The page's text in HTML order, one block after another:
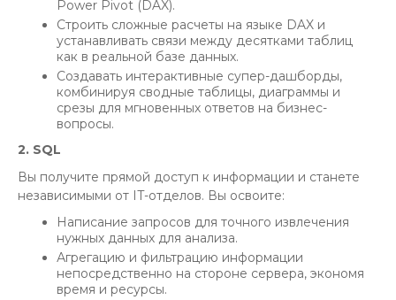
Power Pivot (DAX).
Строить сложные расчеты на языке DAX и
устанавливать связи между десятками таблиц
как в реальной базе данных.
Создавать интерактивные супер-дашборды,
комбинируя сводные таблицы, диаграммы и
срезы для мгновенных ответов на бизнес-
вопросы.
2. SQL
Вы получите прямой доступ к информации и станете
независимыми от IT-отделов. Вы освоите:
Написание запросов для точного извлечения
нужных данных для анализа.
Агрегацию и фильтрацию информации
непосредственно на стороне сервера, экономя
время и ресурсы.